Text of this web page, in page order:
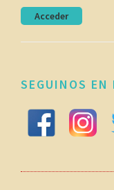
SEGUINOS EN